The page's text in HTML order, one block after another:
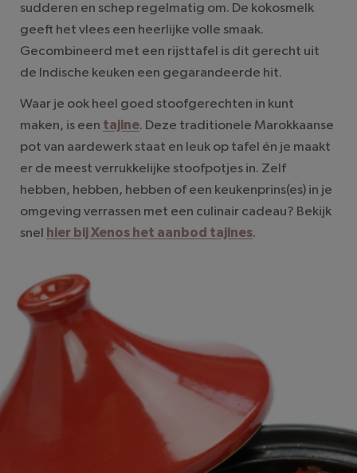
sudderen en schep regelmatig om. De kokosmelk
geeft het vlees een heerlijke volle smaak.
Gecombineerd met een rijsttafel is dit gerecht uit
de Indische keuken een gegarandeerde hit.
Waar je ook heel goed stoofgerechten in kunt
maken, is een tajine. Deze traditionele Marokkaanse
pot van aardewerk staat en leuk op tafel én je maakt
er de meest verrukkelijke stoofpotjes in. Zelf
hebben, hebben, hebben of een keukenprins(es) in je
omgeving verrassen met een culinair cadeau? Bekijk
snel hier bij Xenos het aanbod tajines.